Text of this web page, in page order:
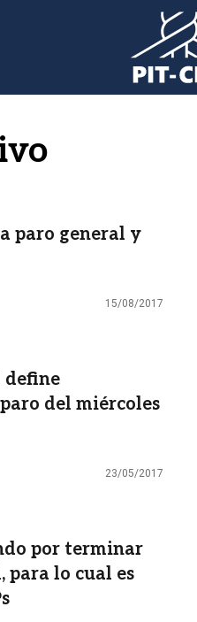
paro general y
15/08/2017
define
del miércoles
23/05/2017
por terminar
para lo cual es